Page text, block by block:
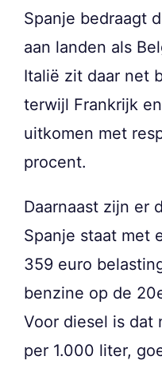
Spanje bedraagt
aan landen als
Italië zit daar net
terwijl Frankrijk
uitkomen met
procent.
Daarnaast zijn er
Spanje staat met
359 euro
benzine op de
Voor diesel is dat
per 1.000 liter,